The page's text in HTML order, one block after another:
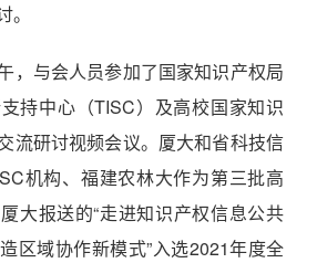
与会人员参加了国家知识产权局
持中心（TISC）及高校国家知识
流研讨视频会议。厦大和省科技信
机构、福建农林大作为第三批高
大报送的“走进知识产权信息公共
区域协作新模式”入选2021年度全